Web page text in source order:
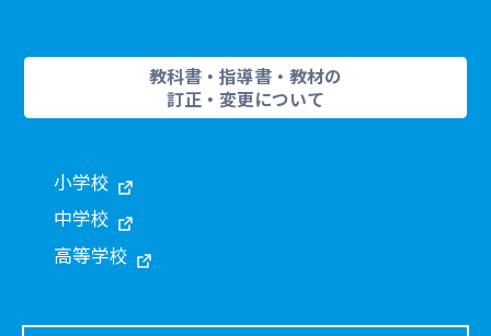
教科書・指導書・教材の
訂正・変更について
小学校
中学校
高等学校